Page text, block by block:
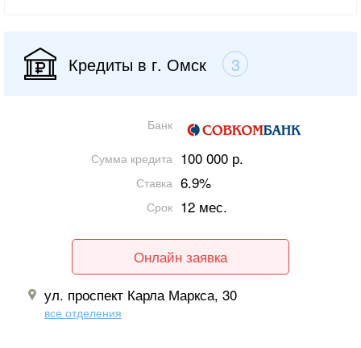
Кредиты в г. Омск 3
Банк
Сумма кредита 100 000 р.
Ставка 6.9%
Срок 12 мес.
Онлайн заявка
ул. проспект Карла Маркса, 30
все отделения